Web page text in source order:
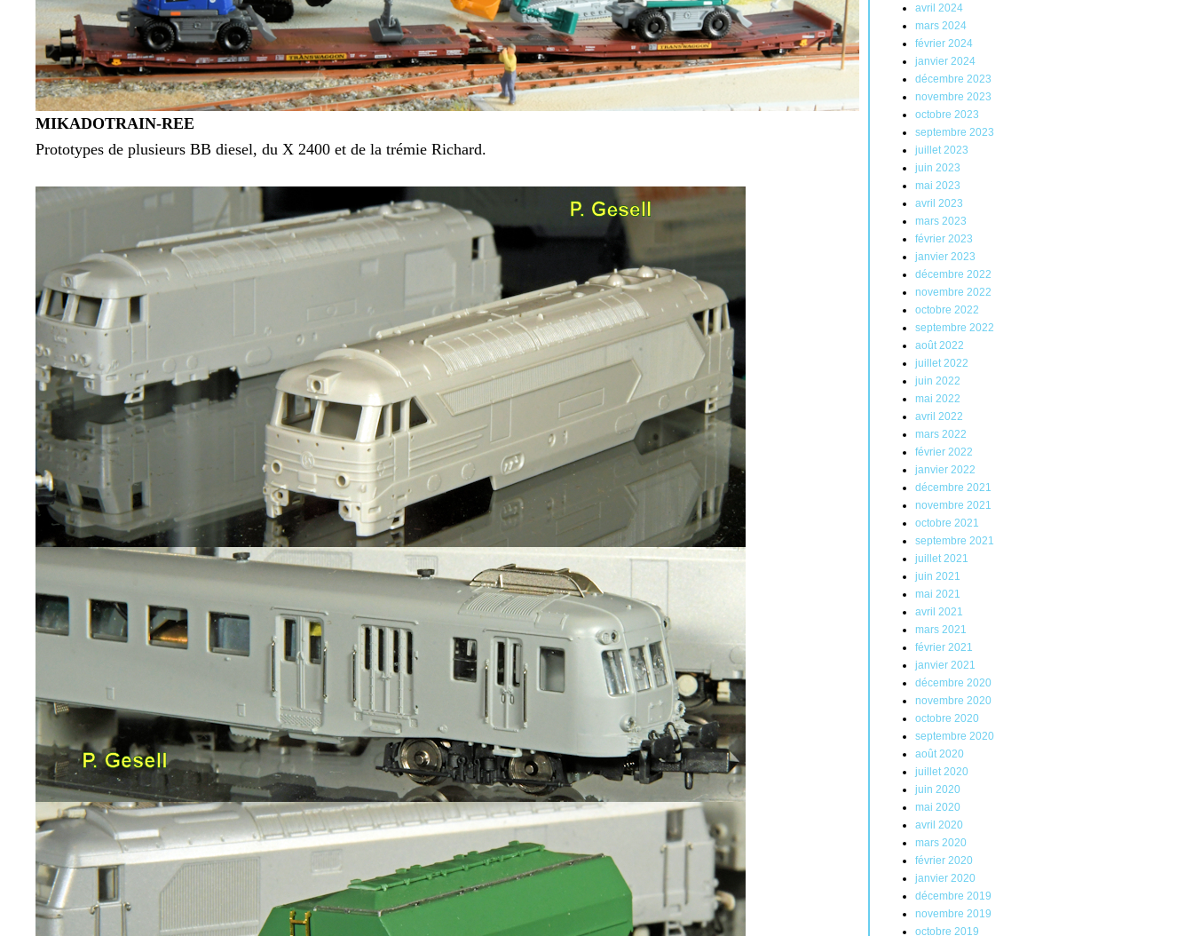
MIKADOTRAIN-REE
Prototypes de plusieurs BB diesel, du X 2400 et de la trémie Richard.
avril 2024
mars 2024
février 2024
janvier 2024
décembre 2023
novembre 2023
octobre 2023
septembre 2023
juillet 2023
juin 2023
mai 2023
avril 2023
mars 2023
février 2023
janvier 2023
décembre 2022
novembre 2022
octobre 2022
septembre 2022
août 2022
juillet 2022
juin 2022
mai 2022
avril 2022
mars 2022
février 2022
janvier 2022
décembre 2021
novembre 2021
octobre 2021
septembre 2021
juillet 2021
juin 2021
mai 2021
avril 2021
mars 2021
février 2021
janvier 2021
décembre 2020
novembre 2020
octobre 2020
septembre 2020
août 2020
juillet 2020
juin 2020
mai 2020
avril 2020
mars 2020
février 2020
janvier 2020
décembre 2019
novembre 2019
octobre 2019